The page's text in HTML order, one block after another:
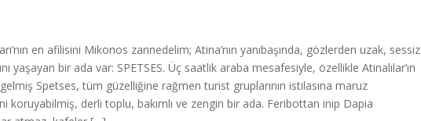
en afilisini Mikonos zannedelim; Atina’nın yanıbaşında, gözlerden uzak, sessiz
yaşayan bir ada var: SPETSES. Üç saatlik araba mesafesiyle, özellikle Atinalılar’ın
Spetses, tüm güzelliğine rağmen turist gruplarının istilasına maruz
koruyabilmiş, derli toplu, bakımlı ve zengin bir ada. Feribottan inip Dapia